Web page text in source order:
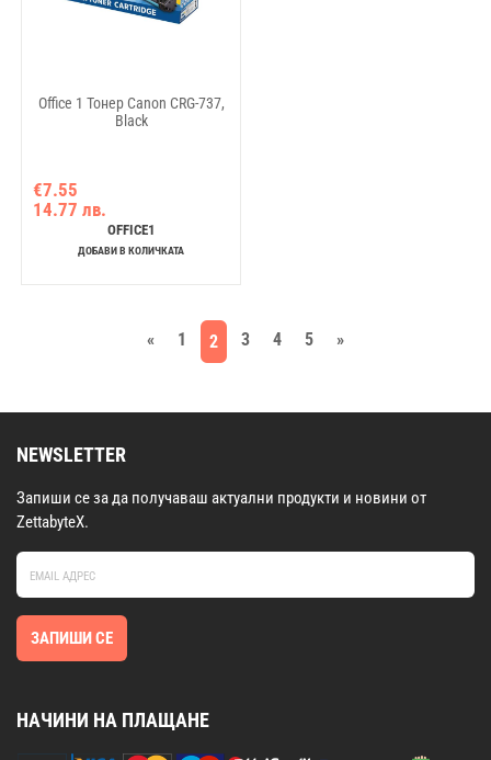
Office 1 Тонер Canon CRG-737,
Black
€7.55
14.77 лв.
OFFICE1
ДОБАВИ В КОЛИЧКАТА
« 1 2 3 4 5 »
NEWSLETTER
Запиши се за да получаваш актуални продукти и новини от
ZettabyteX.
ЗАПИШИ СЕ
НАЧИНИ НА ПЛАЩАНЕ